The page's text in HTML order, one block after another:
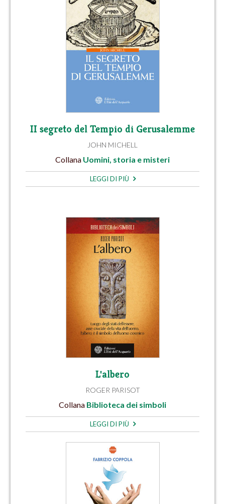
II segreto del Tempio di Gerusalemme
JOHN MICHELL
Collana Uomini, storia e misteri
LEGGI DI PIÙ
L'albero
ROGER PARISOT
Collana Biblioteca dei simboli
LEGGI DI PIÙ